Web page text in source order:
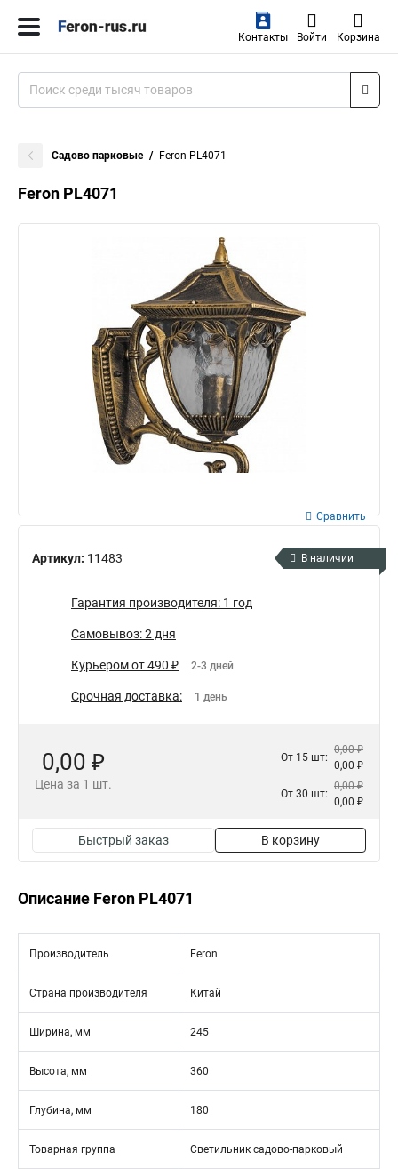
Контакты Войти Корзина
Садово парковые Feron PL4071
Feron PL4071
Артикул: 11483
Сравнить
В наличии
Гарантия производителя: 1 год
Самовывоз: 2 дня
Курьером от 490 ₽ 2-3 дней
Срочная доставка: 1 день
0,00 ₽
Цена за 1 шт.
От 15 шт:
0,00 ₽
0,00 ₽
От 30 шт:
0,00 ₽
0,00 ₽
Быстрый заказ В корзину
Описание Feron PL4071
Производитель Feron
Страна производителя Китай
Ширина, мм 245
Высота, мм 360
Глубина, мм 180
Товарная группа Светильник садово-парковый